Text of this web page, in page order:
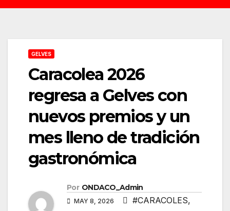
GELVES
Caracolea 2026
regresa a Gelves con
nuevos premios y un
mes lleno de tradición
gastronómica
Por ONDACO_Admin
MAY 8, 2026 #CARACOLES,